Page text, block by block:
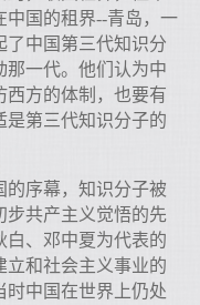
中国的租界--青岛，一
了中国第三代知识分
那一代。他们认为中
西方的体制，也要有
是第三代知识分子的
的序幕，知识分子被
步共产主义觉悟的先
白、邓中夏为代表的
立和社会主义事业的
时中国在世界上仍处